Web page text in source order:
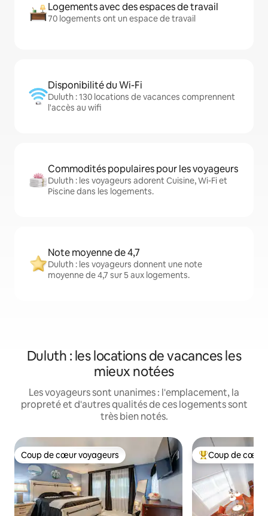
Logements avec des espaces de travail
70 logements ont un espace de travail
Disponibilité du Wi-Fi
Duluth : 130 locations de vacances comprennent
l'accès au wifi
Commodités populaires pour les voyageurs
Duluth : les voyageurs adorent Cuisine, Wi-Fi et
Piscine dans les logements.
Note moyenne de 4,7
Duluth : les voyageurs donnent une note
moyenne de 4,7 sur 5 aux logements.
Duluth : les locations de vacances les
mieux notées
Les voyageurs sont unanimes : l'emplacement, la
propreté et d'autres qualités de ces logements sont
très bien notés.
Coup de cœur voyageurs
Coup de cœur voyageurs Coup de cœur
Coup de cœur